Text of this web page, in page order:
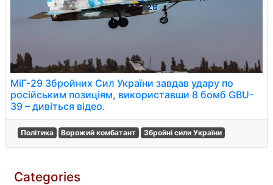
МіГ-29 Збройних Сил України завдав удару по
російським позиціям, використавши 8 бомб GBU-
39 – дивіться відео.
Політика Ворожий комбатант Збройні сили України
Categories